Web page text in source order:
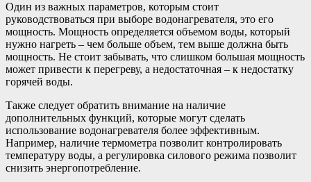
Один из важных параметров, которым стоит
руководствоваться при выборе водонагревателя, это его
мощность. Мощность определяется объемом воды, который
нужно нагреть – чем больше объем, тем выше должна быть
мощность. Не стоит забывать, что слишком большая мощность
может привести к перегреву, а недостаточная – к недостатку
горячей воды.
Также следует обратить внимание на наличие
дополнительных функций, которые могут сделать
использование водонагревателя более эффективным.
Например, наличие термометра позволит контролировать
температуру воды, а регулировка силового режима позволит
снизить энергопотребление.